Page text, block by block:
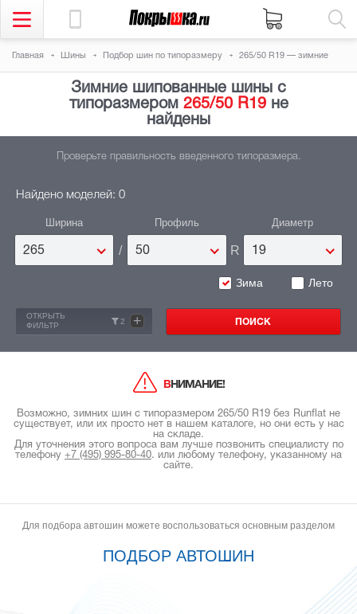
Главная Шины Подбор шин по типоразмеру 265/50 R19 — зимние
Зимние шипованные шины с
типоразмером 265/50 R19не
найдены
Проверьте правильность введенного типоразмера.
Найдено моделей: 0
Ширина
265 /
Профиль
50 R
Диаметр
19
Зима Лето
ОТКРЫТЬ
ФИЛЬТР
2 +
ВНИМАНИЕ!
Возможно, зимних шин с типоразмером 265/50 R19 без Runflat не
существует, или их просто нет в нашем каталоге, но они есть у нас
на складе.
Для уточнения этого вопроса вам лучше позвонить специалисту по
телефону +7 (495) 995-80-40. или любому телефону, указанному на
сайте.
Для подбора автошин можете воспользоваться основным разделом
ПОДБОР АВТОШИН